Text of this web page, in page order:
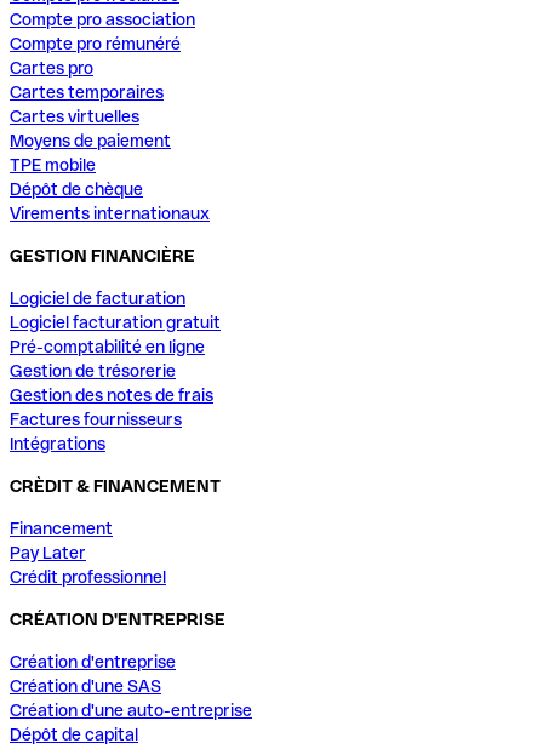
Compte pro association
Compte pro rémunéré
Cartes pro
Cartes temporaires
Cartes virtuelles
Moyens de paiement
TPE mobile
Dépôt de chèque
Virements internationaux
GESTION FINANCIÈRE
Logiciel de facturation
Logiciel facturation gratuit
Pré-comptabilité en ligne
Gestion de trésorerie
Gestion des notes de frais
Factures fournisseurs
Intégrations
CRÈDIT & FINANCEMENT
Financement
Pay Later
Crédit professionnel
CRÉATION D'ENTREPRISE
Création d'entreprise
Création d'une SAS
Création d'une auto-entreprise
Dépôt de capital